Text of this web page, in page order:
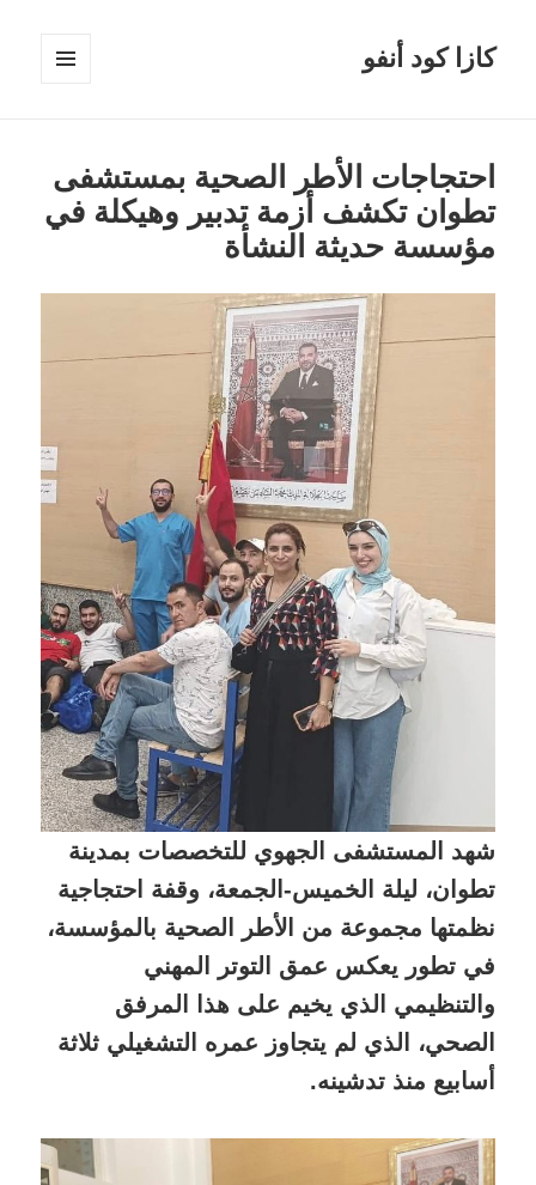
كازا كود أنفو
احتجاجات الأطر الصحية بمستشفى
تطوان تكشف أزمة تدبير وهيكلة في
مؤسسة حديثة النشأة
شهد المستشفى الجهوي للتخصصات بمدينة
تطوان، ليلة الخميس-الجمعة، وقفة احتجاجية
نظمتها مجموعة من الأطر الصحية بالمؤسسة،
في تطور يعكس عمق التوتر المهني
والتنظيمي الذي يخيم على هذا المرفق
الصحي، الذي لم يتجاوز عمره التشغيلي ثلاثة
أسابيع منذ تدشينه.